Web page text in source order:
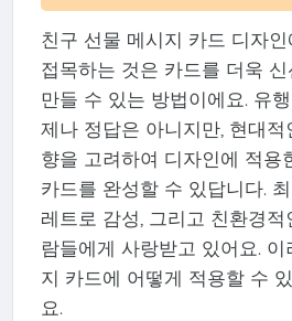
친구 선물 메시지 카드 디자
접목하는 것은 카드를 더욱
만들 수 있는 방법이에요. 유
제나 정답은 아니지만, 현대
향을 고려하여 디자인에 적용
카드를 완성할 수 있답니다.
레트로 감성, 그리고 친환경
람들에게 사랑받고 있어요.
지 카드에 어떻게 적용할 수
요.